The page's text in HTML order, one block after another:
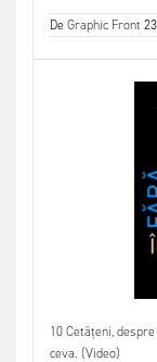
DeGraphic Front
10 Cetățeni,
ceva. (Video)